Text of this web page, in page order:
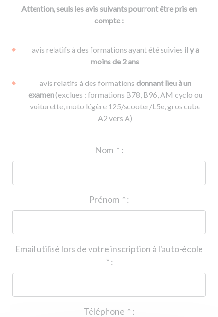
Attention, seuls les avis suivants pourront être pris en
compte :
avis relatifs à des formations ayant été suivies il y a
moins de 2 ans
avis relatifs à des formations donnant lieu à un
examen(exclues : formations B78, B96, AM cyclo ou
voiturette, moto légère 125/scooter/L5e, gros cube
A2 vers A)
* :
* :
Email utilisé lors de votre inscription à l'auto-école
* :
* :